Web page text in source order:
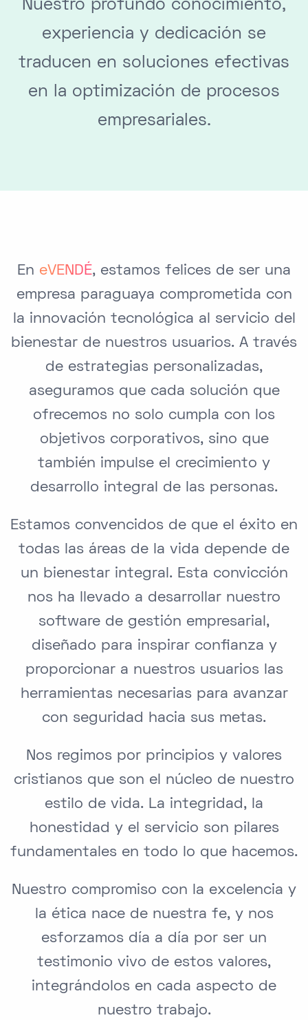
Nuestro profundo conocimiento,
experiencia y dedicación se
traducen en soluciones efectivas
en la optimización de procesos
empresariales.
En eVENDÉ, estamos felices de ser una
empresa paraguaya comprometida con
la innovación tecnológica al servicio del
bienestar de nuestros usuarios. A través
de estrategias personalizadas,
aseguramos que cada solución que
ofrecemos no solo cumpla con los
objetivos corporativos, sino que
también impulse el crecimiento y
desarrollo integral de las personas.
Estamos convencidos de que el éxito en
todas las áreas de la vida depende de
un bienestar integral. Esta convicción
nos ha llevado a desarrollar nuestro
software de gestión empresarial,
diseñado para inspirar confianza y
proporcionar a nuestros usuarios las
herramientas necesarias para avanzar
con seguridad hacia sus metas.
Nos regimos por principios y valores
cristianos que son el núcleo de nuestro
estilo de vida. La integridad, la
honestidad y el servicio son pilares
fundamentales en todo lo que hacemos.
Nuestro compromiso con la excelencia y
la ética nace de nuestra fe, y nos
esforzamos día a día por ser un
testimonio vivo de estos valores,
integrándolos en cada aspecto de
nuestro trabajo.